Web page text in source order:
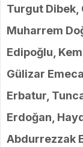
Turgut Dibek,
Muharrem
Edipoğlu,
Gülizar
Erbatur,
Erdoğan,
Abdurrezzak